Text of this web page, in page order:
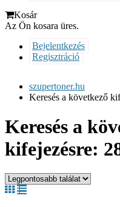
Kosár
Az Ön kosara üres.
Bejelentkezés
Regisztráció
szupertoner.hu
Keresés a következő
Keresés a
kifejezésre: